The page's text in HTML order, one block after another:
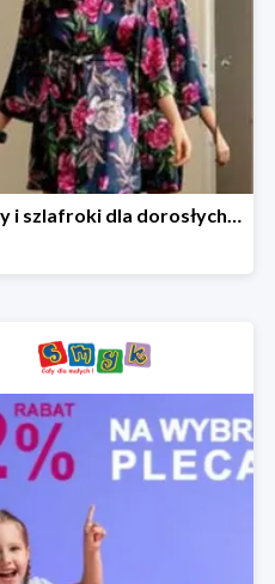
Piżamy i szlafroki dla dorosłych w Smyku do -30%